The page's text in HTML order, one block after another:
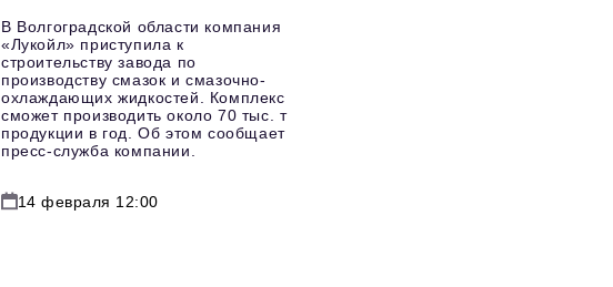
В Волгоградской области компания
«Лукойл» приступила к
строительству завода по
производству смазок и смазочно-
охлаждающих жидкостей. Комплекс
сможет производить около 70 тыс. т
продукции в год. Об этом сообщает
пресс-служба компании.
14 февраля 12:00